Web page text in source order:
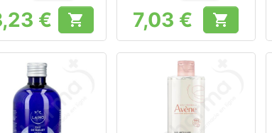
Prix
€  Prix
7,03 € 